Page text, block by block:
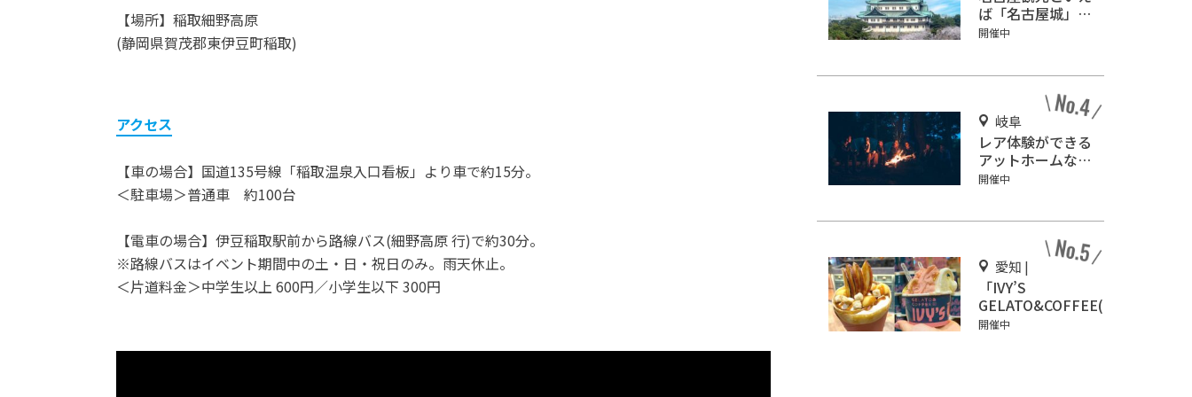
【場所】稲取細野高原
(静岡県賀茂郡東伊豆町稲取)
アクセス
【車の場合】国道135号線「稲取温泉入口看板」より車で約15分。
＜駐車場＞普通車 約100台
【電車の場合】伊豆稲取駅前から路線バス(細野高原 行)で約30分。
※路線バスはイベント期間中の土・日・祝日のみ。雨天休止。
＜片道料金＞中学生以上 600円／小学生以下 300円
ば「名古屋城」！
2匹の金鯱を見に
開催中
岐阜
レア体験ができる
アットホームなキ
ャンプ場「ネイチ
開催中
愛知 |
「IVY’S
GELATO&COFFEE(ア
イビーズ ジェラート
開催中